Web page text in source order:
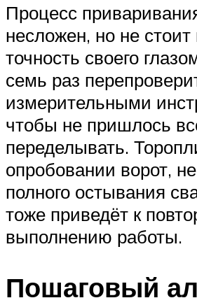
Процесс
несложен, но не
точность своего
семь раз
измерительными
чтобы не пришлось
переделывать.
опробовании ворот,
полного остывания
тоже приведёт к
выполнению работы.
Пошаговый